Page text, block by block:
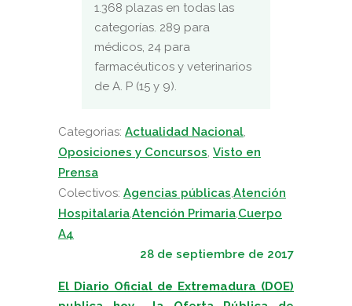
1.368 plazas en todas las
categorías. 289 para
médicos, 24 para
farmacéuticos y veterinarios
de A. P (15 y 9).
Categorias: Actualidad Nacional,
Oposiciones y Concursos, Visto en
Prensa
Colectivos: Agencias públicas,Atención
Hospitalaria,Atención Primaria,Cuerpo
A4
28 de septiembre de 2017
El Diario Oficial de Extremadura (DOE)